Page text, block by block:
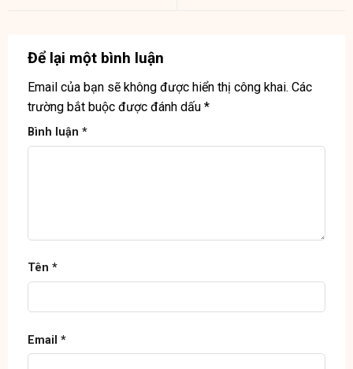
Để lại một bình luận
Email của bạn sẽ không được hiển thị công khai. Các
trường bắt buộc được đánh dấu *
Bình luận *
Tên *
Email *